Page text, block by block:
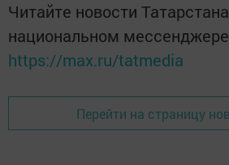
Читайте новости
национальном
https://max.ru/tatmedia
Перейти на страницу